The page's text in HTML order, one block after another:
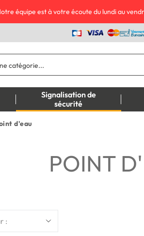
équipe est à votre écoute du lundi au
Signalisation de
sécurité
d'eau
POINT
: